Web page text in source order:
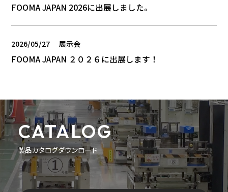
FOOMA JAPAN 2026に出展しました。
2026/05/27 展示会
FOOMA JAPAN ２０２６に出展します！
CATALOG
製品カタログダウンロード